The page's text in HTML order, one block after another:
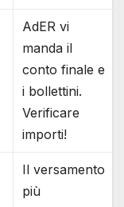
AdER vi
manda il
conto finale e
i bollettini.
Verificare
importi!
Il versamento
più